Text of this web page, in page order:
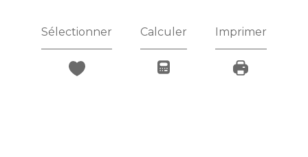
Sélectionner Calculer Imprimer